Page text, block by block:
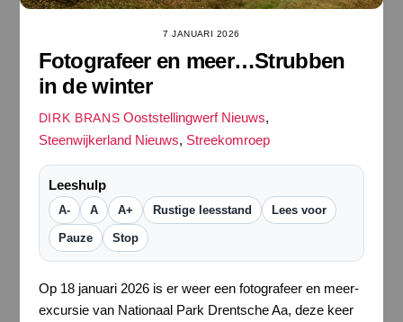
7 JANUARI 2026
Fotografeer en meer…Strubben
in de winter
DIRK BRANS Ooststellingwerf Nieuws,
Steenwijkerland Nieuws, Streekomroep
Leeshulp
A- A A+ Rustige leesstand Lees voor
Pauze Stop
Op 18 januari 2026 is er weer een fotografeer en meer-
excursie van Nationaal Park Drentsche Aa, deze keer